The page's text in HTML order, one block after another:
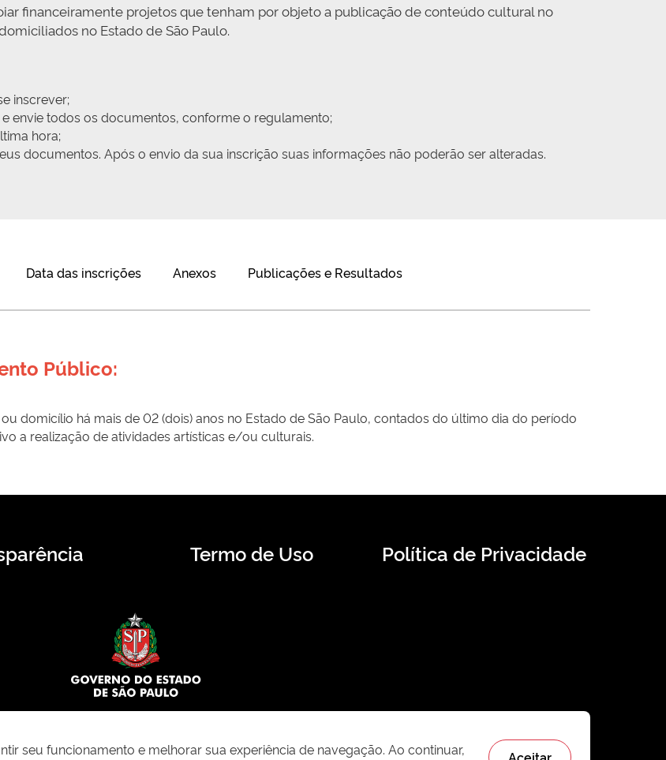
financeiramente projetos que tenham por objeto a publicação de conteúdo cultural no
no Estado de São Paulo.
inscrever;
envie todos os documentos, conforme o regulamento;
hora;
documentos. Após o envio da sua inscrição suas informações não poderão ser alteradas.
Data das inscrições Anexos Publicações e Resultados
Público:
domicílio há mais de 02 (dois) anos no Estado de São Paulo, contados do último dia do período
a realização de atividades artísticas e/ou culturais.
Termo de Uso Política de Privacidade
© 2026 CMS.SP.GOV.BR. Todos os direitos reservados.
seu funcionamento e melhorar sua experiência de navegação. Ao continuar,